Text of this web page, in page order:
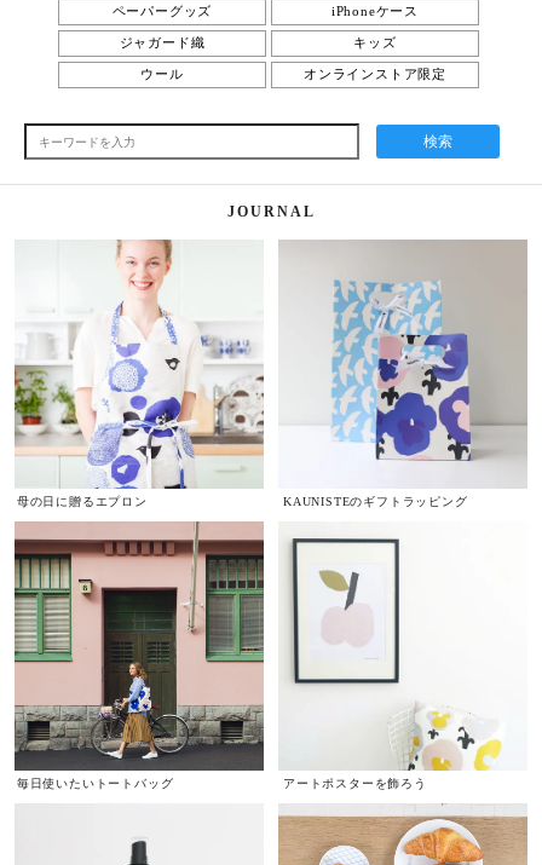
ペーパーグッズ iPhoneケース
ジャガード織 キッズ
ウール オンラインストア限定
検索
JOURNAL
母の日に贈るエプロン KAUNISTEのギフトラッピング
毎日使いたいトートバッグ アートポスターを飾ろう